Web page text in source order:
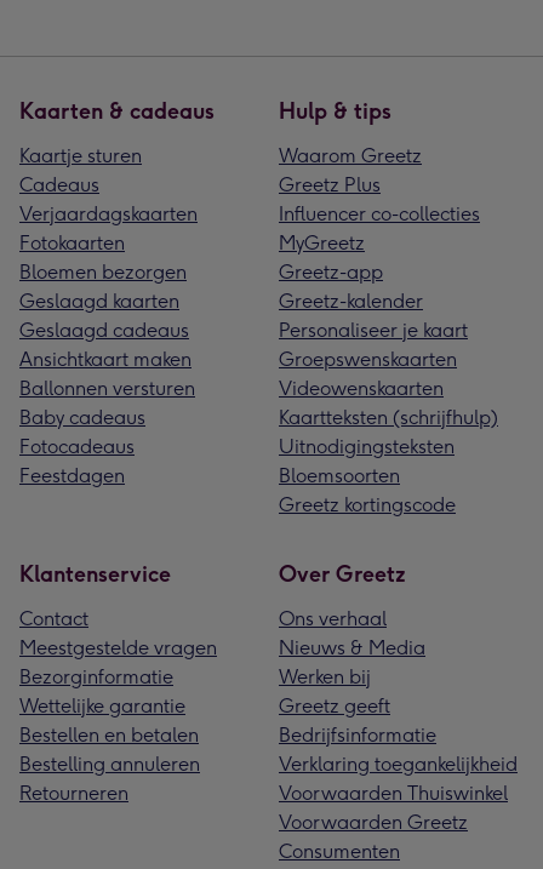
Kaarten & cadeaus
Kaartje sturen
Cadeaus
Verjaardagskaarten
Fotokaarten
Bloemen bezorgen
Geslaagd kaarten
Geslaagd cadeaus
Ansichtkaart maken
Ballonnen versturen
Baby cadeaus
Fotocadeaus
Feestdagen
Hulp & tips
Waarom Greetz
Greetz Plus
Influencer co-collecties
MyGreetz
Greetz-app
Greetz-kalender
Personaliseer je kaart
Groepswenskaarten
Videowenskaarten
Kaartteksten (schrijfhulp)
Uitnodigingsteksten
Bloemsoorten
Greetz kortingscode
Klantenservice
Contact
Meestgestelde vragen
Bezorginformatie
Wettelijke garantie
Bestellen en betalen
Bestelling annuleren
Retourneren
Over Greetz
Ons verhaal
Nieuws & Media
Werken bij
Greetz geeft
Bedrijfsinformatie
Verklaring toegankelijkheid
Voorwaarden Thuiswinkel
Voorwaarden Greetz
Consumenten